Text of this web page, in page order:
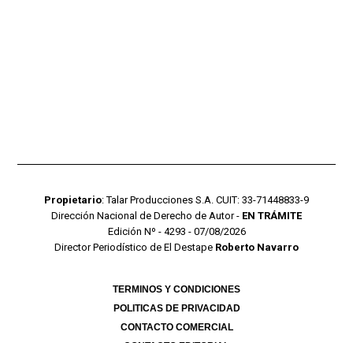
Propietario: Talar Producciones S.A. CUIT: 33-71448833-9
Dirección Nacional de Derecho de Autor - EN TRÁMITE
Edición Nº - 4293 - 07/08/2026
Director Periodístico de El Destape Roberto Navarro
TERMINOS Y CONDICIONES
POLITICAS DE PRIVACIDAD
CONTACTO COMERCIAL